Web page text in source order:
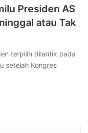
Presiden AS
atau Tak
terpilih dilantik pada
setelah Kongres